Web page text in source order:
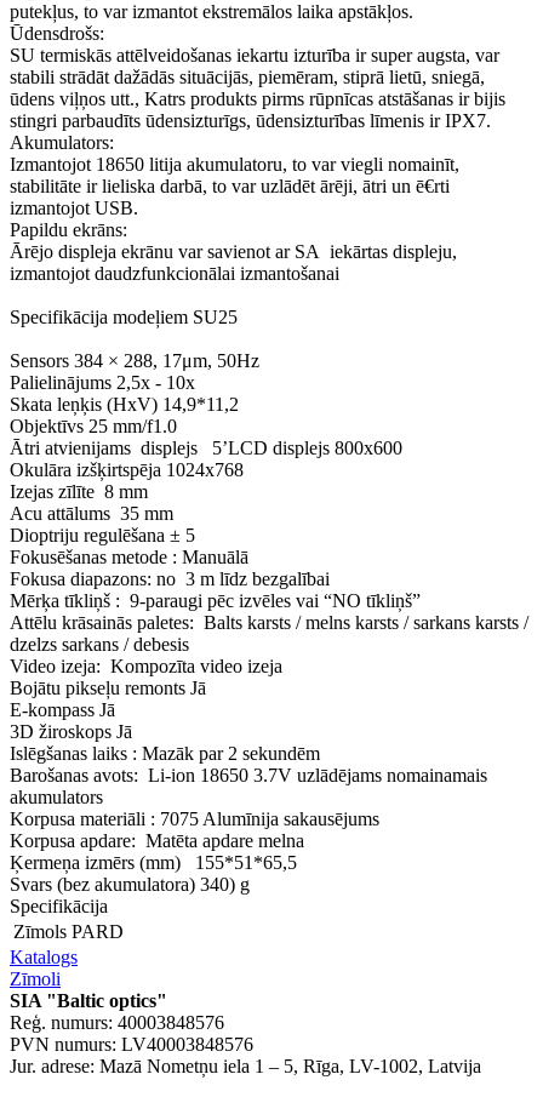
putekļus, to var izmantot ekstremālos laika apstākļos.
Ūdensdrošs:
SU termiskās attēlveidošanas iekartu izturība ir super augsta, var
stabili strādāt dažādās situācijās, piemēram, stiprā lietū, sniegā,
ūdens viļņos utt., Katrs produkts pirms rūpnīcas atstāšanas ir bijis
stingri parbaudīts ūdensizturīgs, ūdensizturības līmenis ir IPX7.
Akumulators:
Izmantojot 18650 litija akumulatoru, to var viegli nomainīt,
stabilitāte ir lieliska darbā, to var uzlādēt ārēji, ātri un ē€rti
izmantojot USB.
Papildu ekrāns:
Ārējo displeja ekrānu var savienot ar SA iekārtas displeju,
izmantojot daudzfunkcionālai izmantošanai
Specifikācija modeļiem SU25
Sensors 384 × 288, 17μm, 50Hz
Palielinājums 2,5x - 10x
Skata leņķis (HxV) 14,9*11,2
Objektīvs 25 mm/f1.0
Ātri atvienijams displejs 5’LCD displejs 800x600
Okulāra izšķirtspēja 1024x768
Izejas zīlīte 8 mm
Acu attālums 35 mm
Dioptriju regulēšana ± 5
Fokusēšanas metode : Manuālā
Fokusa diapazons: no 3 m līdz bezgalībai
Mērķa tīkliņš : 9-paraugi pēc izvēles vai “NO tīkliņš”
Attēlu krāsainās paletes: Balts karsts / melns karsts / sarkans karsts /
dzelzs sarkans / debesis
Video izeja: Kompozīta video izeja
Bojātu pikseļu remonts Jā
E-kompass Jā
3D žiroskops Jā
Islēgšanas laiks : Mazāk par 2 sekundēm
Barošanas avots: Li-ion 18650 3.7V uzlādējams nomainamais
akumulators
Korpusa materiāli : 7075 Alumīnija sakausējums
Korpusa apdare: Matēta apdare melna
Ķermeņa izmērs (mm) 155*51*65,5
Svars (bez akumulatora) 340) g
Specifikācija
Zīmols PARD
Katalogs
Zīmoli
SIA "Baltic optics"
Reģ. numurs: 40003848576
PVN numurs: LV40003848576
Jur. adrese: Mazā Nometņu iela 1 – 5, Rīga, LV-1002, Latvija